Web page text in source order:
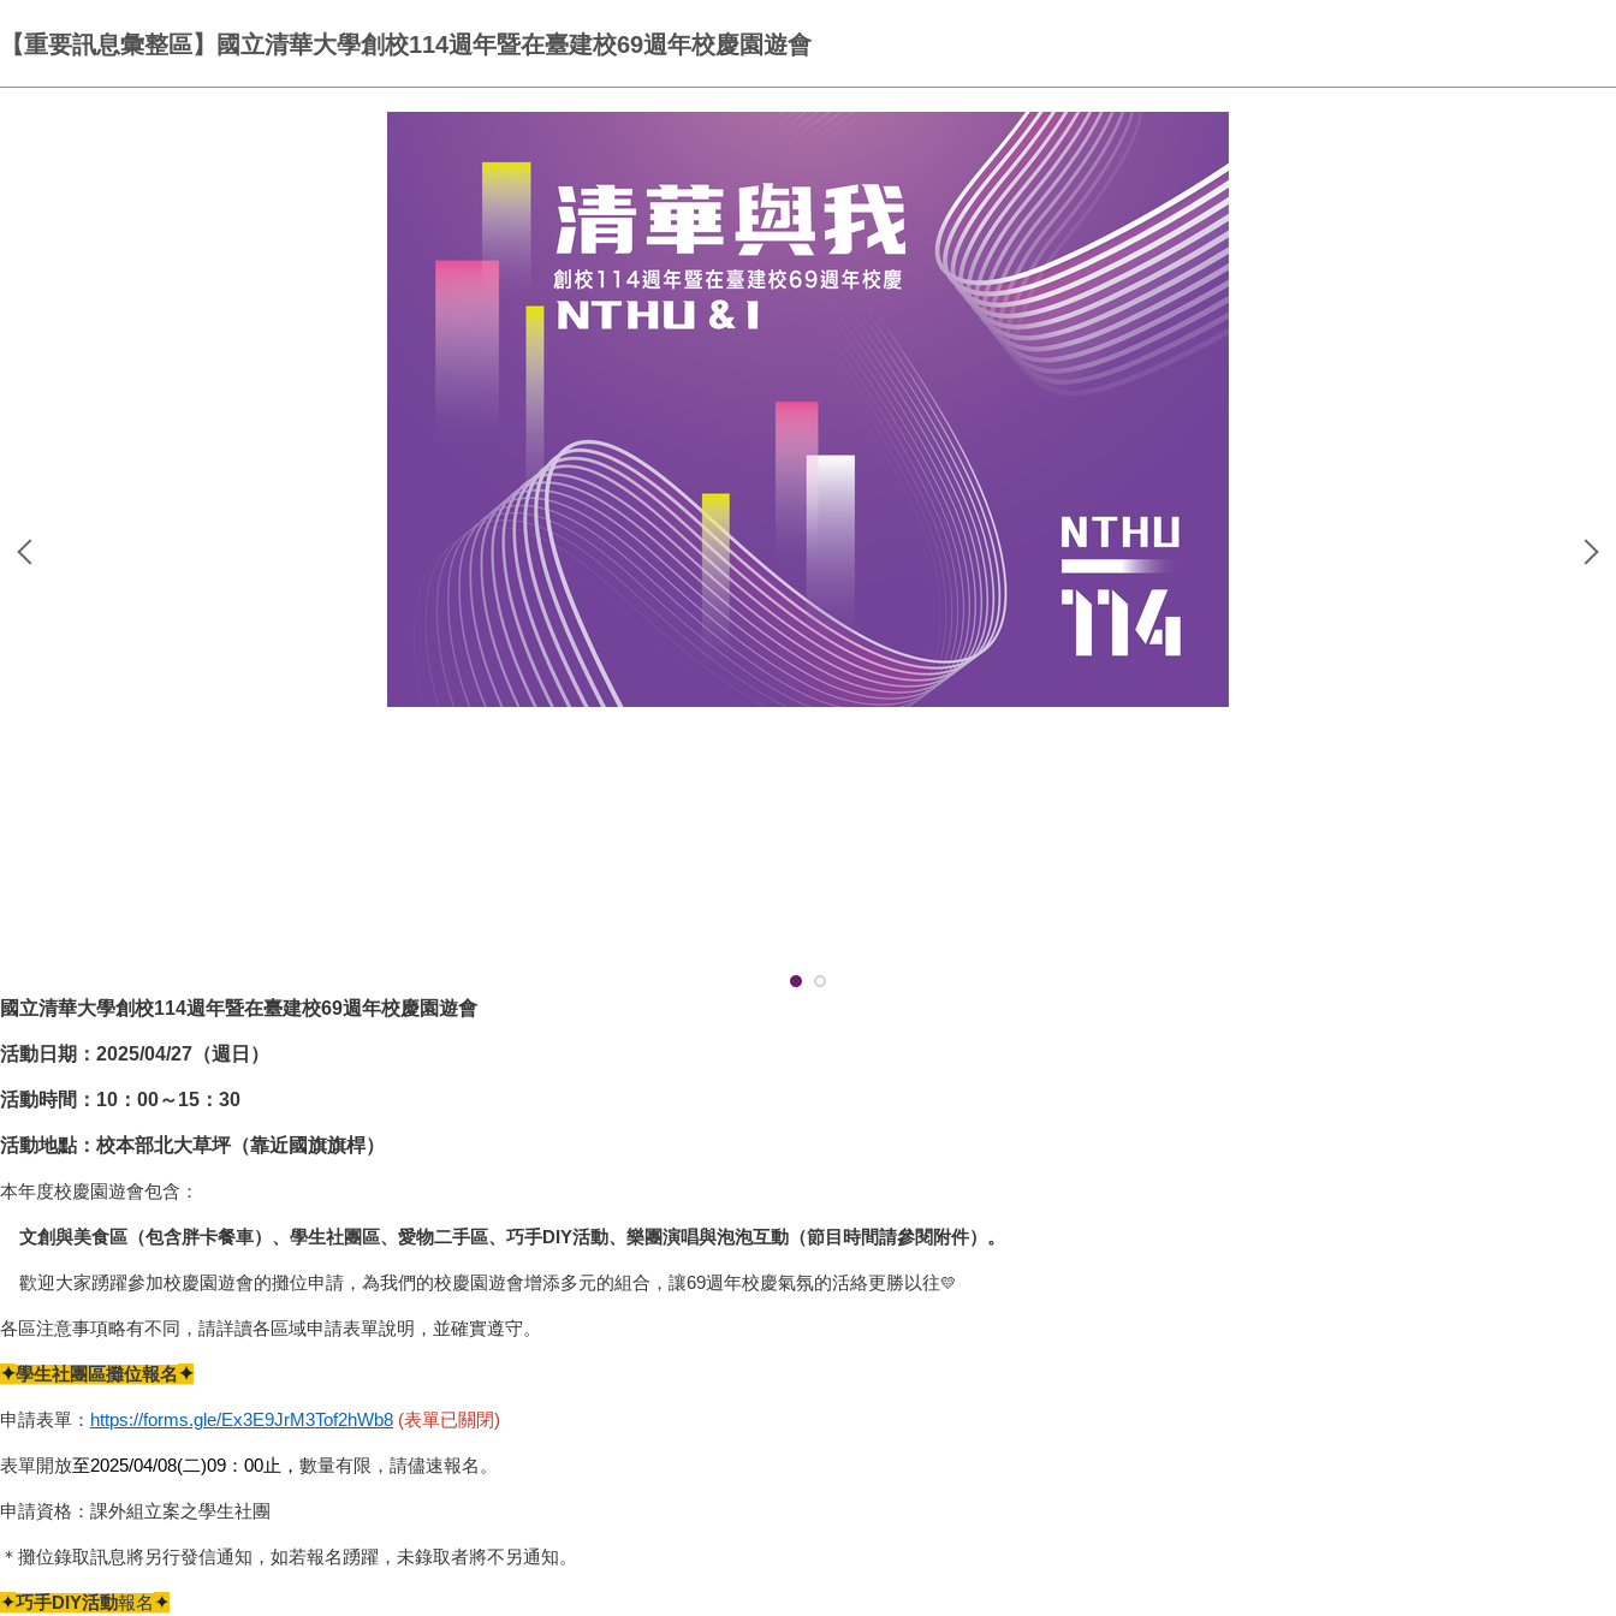
【重要訊息彙整區】國立清華大學創校114週年暨在臺建校69週年校慶園遊會
國立清華大學創校114週年暨在臺建校69週年校慶園遊會
活動日期：2025/04/27（週日）
活動時間：10：00～15：30
活動地點：校本部北大草坪（靠近國旗旗桿）
本年度校慶園遊會包含：
文創與美食區（包含胖卡餐車）、學生社團區、愛物二手區、巧手DIY活動、樂團演唱與泡泡互動（節目時間請參閱附件）。
歡迎大家踴躍參加校慶園遊會的攤位申請，為我們的校慶園遊會增添多元的組合，讓69週年校慶氣氛的活絡更勝以往💛
各區注意事項略有不同，請詳讀各區域申請表單說明，並確實遵守。
✦學生社團區攤位報名✦
申請表單： https://forms.gle/Ex3E9JrM3Tof2hWb8 (表單已關閉)
表單開放至2025/04/08(二)09：00止， 數量有限，請儘速報名。
申請資格：課外組立案之學生社團
＊攤位錄取訊息將另行發信通知，如若報名踴躍，未錄取者將不另通知。
✦巧手DIY活動報名✦